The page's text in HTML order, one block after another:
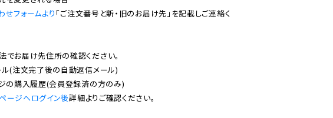
せフォームより 「ご注文番号と新・旧のお届け先」を記載しご連絡く
お届け先住所の確認ください。
ル(注文完了後の自動返信メール)
の購入履歴(会員登録済の方のみ)
ージへログイン後詳細よりご確認ください。